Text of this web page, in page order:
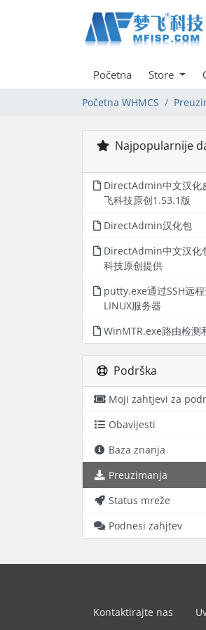
Početna Store
Početna WHMCS
Najpopularnije
DirectAdmin中文汉化
飞科技原创1.53.1版
DirectAdmin汉化包
DirectAdmin中文汉化
科技原创提供
putty.exe通过SSH远
LINUX服务器
WinMTR.exe路由检测
Podrška
Moji zahtjevi za
Obavijesti
Baza znanja
Preuzimanja
Status mreže
Podnesi zahjtev
Kontaktirajte nas